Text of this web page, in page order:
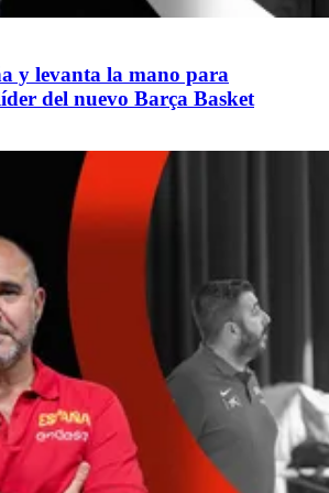
y levanta la mano para
del nuevo Barça Basket